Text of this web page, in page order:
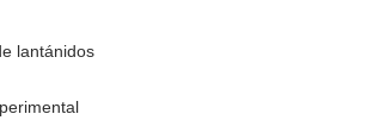
lantánidos